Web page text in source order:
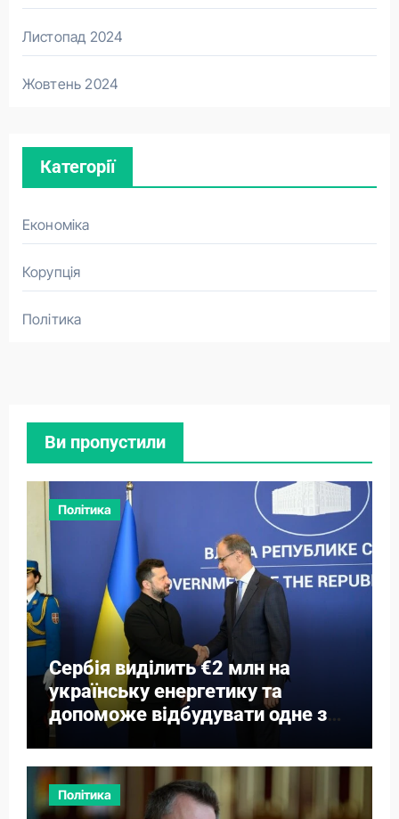
Листопад 2024
Жовтень 2024
Категорії
Економіка
Корупція
Політика
Ви пропустили
Політика
Сербія виділить €2 млн на
українську енергетику та
допоможе відбудувати одне з
міст
Політика